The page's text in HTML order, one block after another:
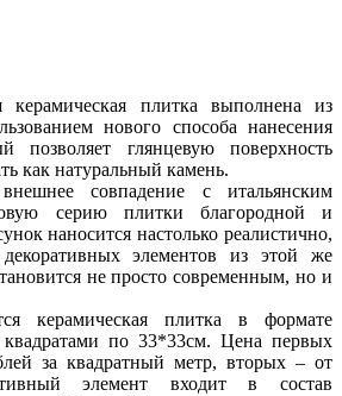
керамическая плитка выполнена из
нового способа нанесения
позволяет глянцевую поверхность
как натуральный камень.
совпадение с итальянским
серию плитки благородной и
наносится настолько реалистично,
элементов из этой же
не просто современным, но и
керамическая плитка в формате
по 33*33см. Цена первых
за квадратный метр, вторых – от
элемент входит в состав